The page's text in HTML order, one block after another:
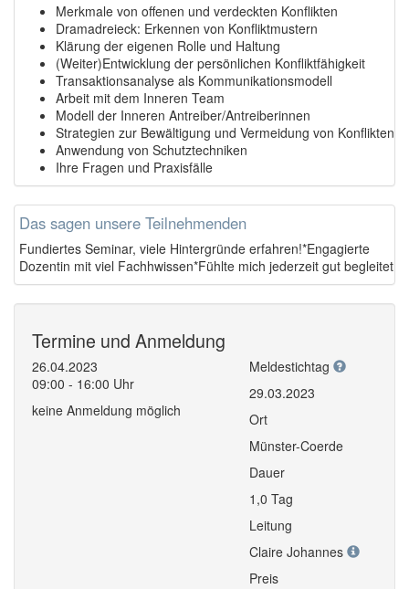
Merkmale von offenen und verdeckten Konflikten
Dramadreieck: Erkennen von Konfliktmustern
Klärung der eigenen Rolle und Haltung
(Weiter)Entwicklung der persönlichen Konfliktfähigkeit
Transaktionsanalyse als Kommunikationsmodell
Arbeit mit dem Inneren Team
Modell der Inneren Antreiber/Antreiberinnen
Strategien zur Bewältigung und Vermeidung von Konflikten
Anwendung von Schutztechniken
Ihre Fragen und Praxisfälle
Das sagen unsere Teilnehmenden
Fundiertes Seminar, viele Hintergründe erfahren!*Engagierte
Dozentin mit viel Fachhwissen*Fühlte mich jederzeit gut begleitet
Termine und Anmeldung
26.04.2023
09:00 - 16:00 Uhr
keine Anmeldung möglich
Meldestichtag
29.03.2023
Ort
Münster-Coerde
Dauer
1,0 Tag
Leitung
Claire Johannes
Preis